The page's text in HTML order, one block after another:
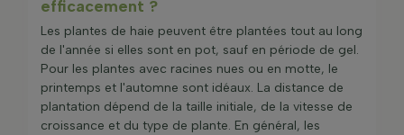
efficacement ?
Les plantes de haie peuvent être plantées tout au long
de l'année si elles sont en pot, sauf en période de gel.
Pour les plantes avec racines nues ou en motte, le
printemps et l'automne sont idéaux. La distance de
plantation dépend de la taille initiale, de la vitesse de
croissance et du type de plante. En général, les